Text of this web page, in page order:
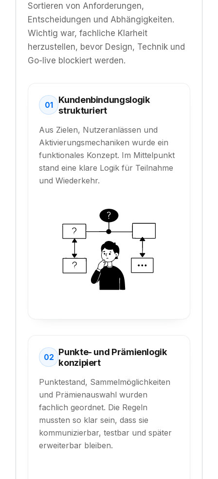
Sortieren von Anforderungen,
Entscheidungen und Abhängigkeiten.
Wichtig war, fachliche Klarheit
herzustellen, bevor Design, Technik und
Go-live blockiert werden.
01
Kundenbindungslogik
strukturiert
Aus Zielen, Nutzeranlässen und
Aktivierungsmechaniken wurde ein
funktionales Konzept. Im Mittelpunkt
stand eine klare Logik für Teilnahme
und Wiederkehr.
02 Punkte- und Prämienlogik
konzipiert
Punktestand, Sammelmöglichkeiten
und Prämienauswahl wurden
fachlich geordnet. Die Regeln
mussten so klar sein, dass sie
kommunizierbar, testbar und später
erweiterbar bleiben.